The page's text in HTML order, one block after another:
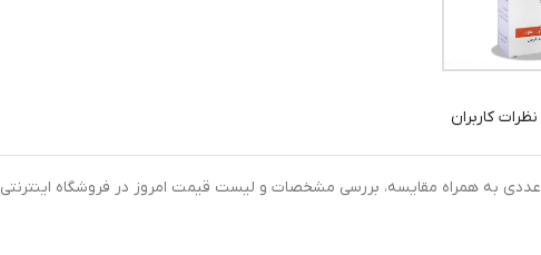
نظرات کاربران
خرید اینترنتی قرص شیکوریدین دینه بسته 50 عددی به همراه مقایسه، بررسی مشخصات و لیست قیمت امروز در فروشگاه اینترنتی